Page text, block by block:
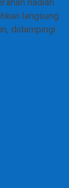
langsung
didampingi